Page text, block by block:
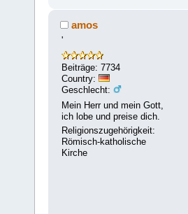
amos
'
Beiträge: 7734
Country:
Geschlecht:
Mein Herr und mein Gott,
ich lobe und preise dich.
Religionszugehörigkeit:
Römisch-katholische
Kirche